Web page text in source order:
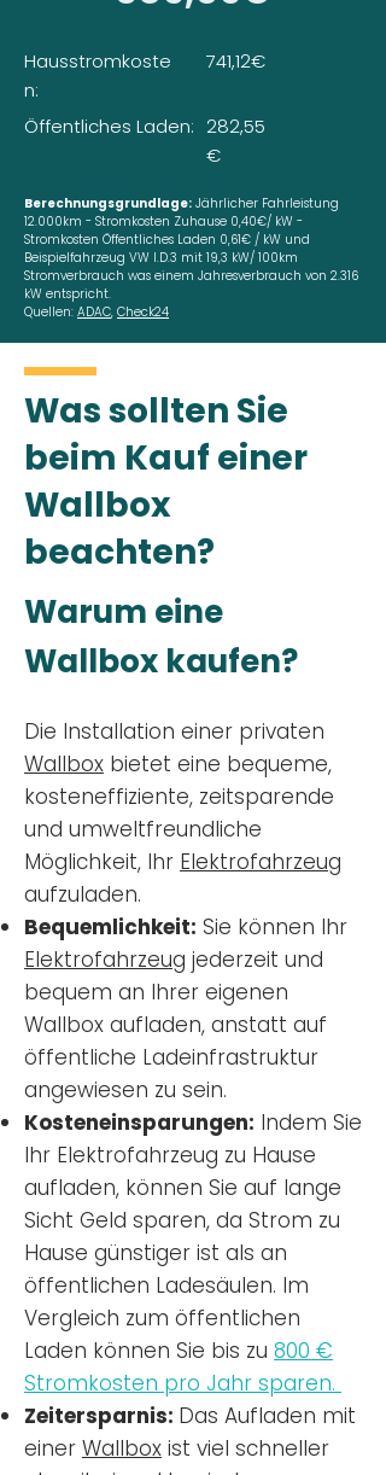
Hausstromkoste
n:
Öffentliches Laden:
741,12€
282,55
€
Berechnungsgrundlage: Jährlicher Fahrleistung
12.000km - Stromkosten Zuhause 0,40€/ kW -
Stromkosten Öffentliches Laden 0,61€ / kW und
Beispielfahrzeug VW I.D.3 mit 19,3 kW/ 100km
Stromverbrauch was einem Jahresverbrauch von 2.316
kW entspricht.
Quellen: ADAC, Check24
Was sollten Sie
beim Kauf einer
Wallbox
beachten?
Warum eine
Wallbox kaufen?
Die Installation einer privaten
Wallbox bietet eine bequeme,
kosteneffiziente, zeitsparende
und umweltfreundliche
Möglichkeit, Ihr Elektrofahrzeug
aufzuladen.
Bequemlichkeit: Sie können Ihr
Elektrofahrzeug jederzeit und
bequem an Ihrer eigenen
Wallbox aufladen, anstatt auf
öffentliche Ladeinfrastruktur
angewiesen zu sein.
Kosteneinsparungen: Indem Sie
Ihr Elektrofahrzeug zu Hause
aufladen, können Sie auf lange
Sicht Geld sparen, da Strom zu
Hause günstiger ist als an
öffentlichen Ladesäulen. Im
Vergleich zum öffentlichen
Laden können Sie bis zu 800 €
Stromkosten pro Jahr sparen.
Zeitersparnis: Das Aufladen mit
einer Wallbox ist viel schneller